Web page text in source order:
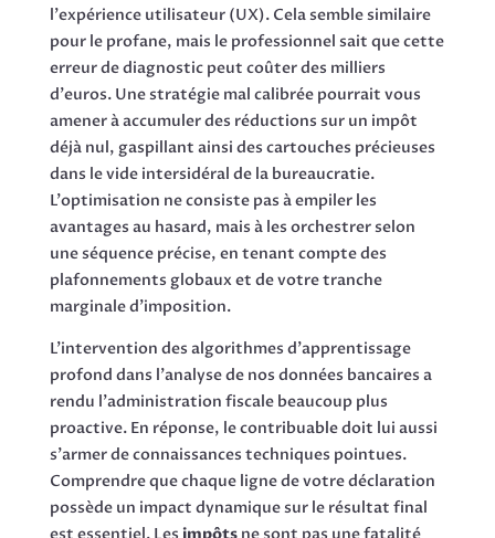
l'expérience utilisateur (UX). Cela semble similaire
pour le profane, mais le professionnel sait que cette
erreur de diagnostic peut coûter des milliers
d'euros. Une stratégie mal calibrée pourrait vous
amener à accumuler des réductions sur un impôt
déjà nul, gaspillant ainsi des cartouches précieuses
dans le vide intersidéral de la bureaucratie.
L'optimisation ne consiste pas à empiler les
avantages au hasard, mais à les orchestrer selon
une séquence précise, en tenant compte des
plafonnements globaux et de votre tranche
marginale d'imposition.
L'intervention des algorithmes d'apprentissage
profond dans l'analyse de nos données bancaires a
rendu l'administration fiscale beaucoup plus
proactive. En réponse, le contribuable doit lui aussi
s'armer de connaissances techniques pointues.
Comprendre que chaque ligne de votre déclaration
possède un impact dynamique sur le résultat final
est essentiel. Les impôtsne sont pas une fatalité